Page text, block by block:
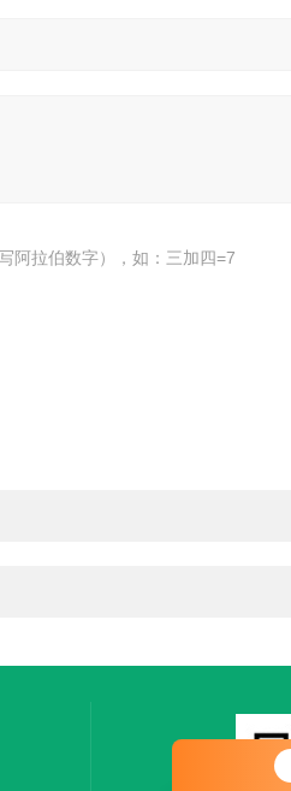
阿拉伯数字），如：三加四=7